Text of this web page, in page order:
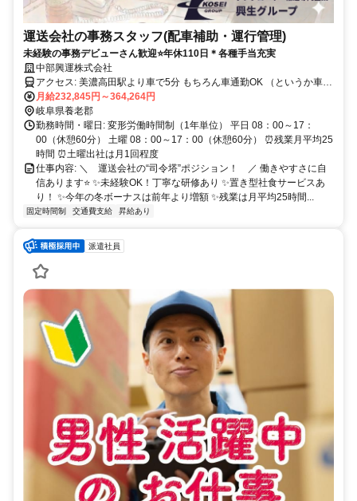
運送会社の事務スタッフ(配車補助・運行管理)
未経験の事務デビューさん歓迎⭐年休110日＊各種手当充実
中部興運株式会社
アクセス: 美濃高田駅より車で5分 もちろん車通勤OK （というか車が
楽）
月給232,845円～364,264円
岐阜県養老郡
勤務時間・曜日: 変形労働時間制（1年単位） 平日 08：00～17：
00（休憩60分） 土曜 08：00～17：00（休憩60分） ⏰残業月平均25
時間 ⏰土曜出社は月1回程度
仕事内容: ＼ 運送会社の“司令塔”ポジション！ ／ 働きやすさに自
信あります⭐ ✨未経験OK！丁寧な研修あり ✨置き型社食サービスあ
り！ ✨今年の冬ボーナスは前年より増額 ✨残業は月平均25時間...
固定時間制 交通費支給 昇給あり
派遣社員